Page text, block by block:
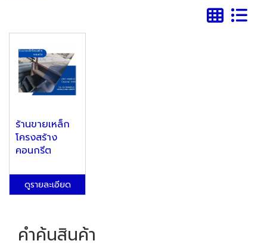
ร้านขายเหล็ก
โครงสร้าง
คอนกรีต
ดูรายละเอียด
คำค้นสินค้า